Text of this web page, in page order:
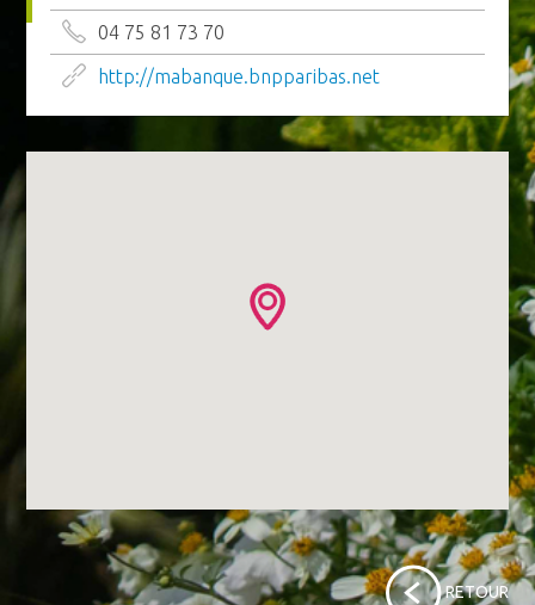
04 75 81 73 70
http://mabanque.bnpparibas.net
RETOUR